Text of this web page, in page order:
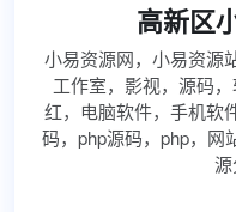
高新区
小易资源网，小易资源
工作室，影视，源码
红，电脑软件，手机软
码，php源码，php，网